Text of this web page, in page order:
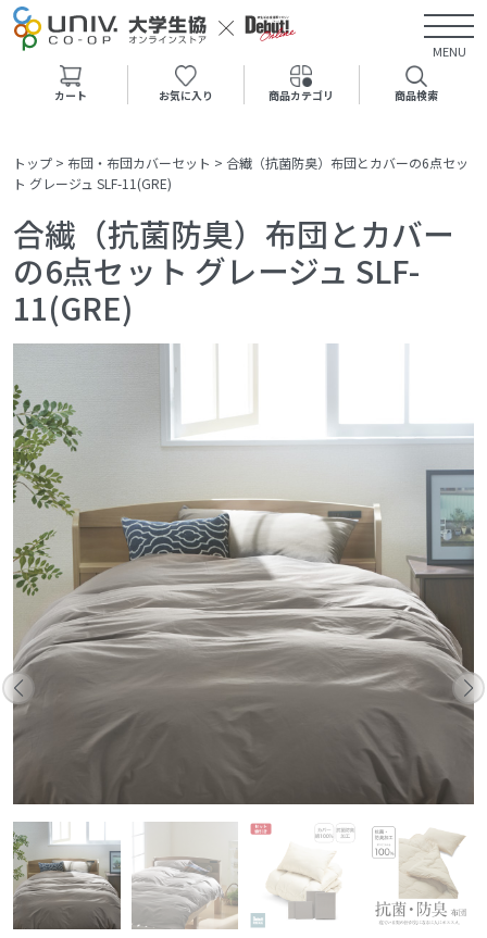
MENU
カート お気に入り 商品カテゴリ 商品検索
トップ > 布団・布団カバーセット > 合繊（抗菌防臭）布団とカバーの6点セッ
ト グレージュ SLF-11(GRE)
合繊（抗菌防臭）布団とカバー
の6点セット グレージュ SLF-
11(GRE)